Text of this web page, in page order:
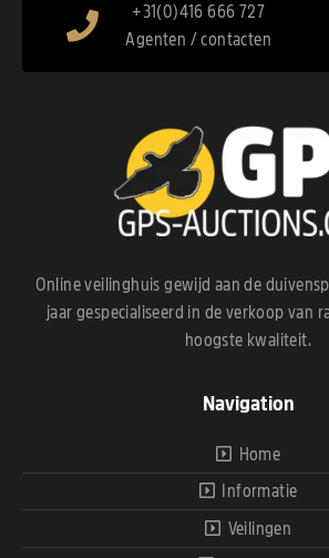
+31(0)416 666 727
Agenten / contacten
Online veilinghuis gewijd aan de
jaar gespecialiseerd in de verkoop van
hoogste kwaliteit.
Navigation
Home
Informatie
Veilingen